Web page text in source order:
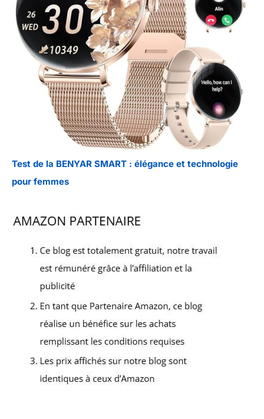
Test de la BENYAR SMART : élégance et technologie
pour femmes